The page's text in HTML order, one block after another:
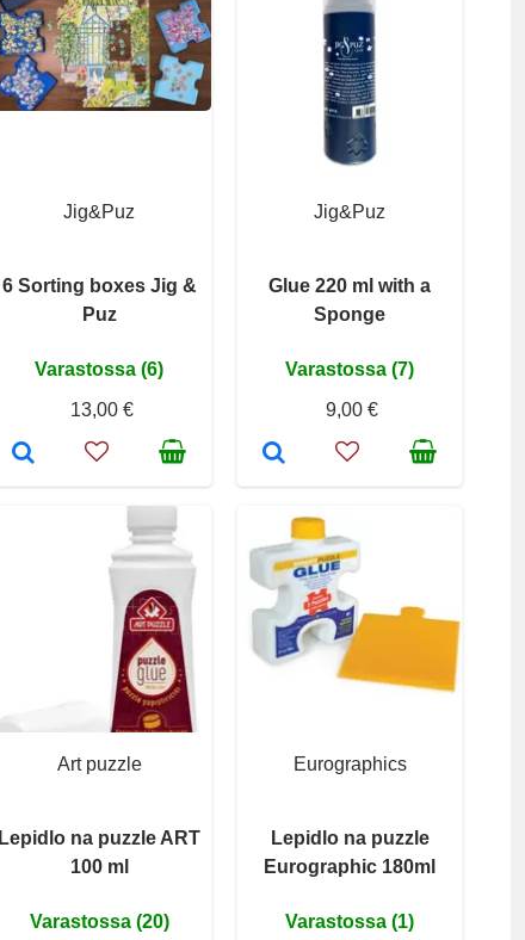
Jig&Puz
6 Sorting boxes Jig &
Puz
Varastossa (6)
13,00 €
Jig&Puz
Glue 220 ml with a
Sponge
Varastossa (7)
9,00 €
Art puzzle
Lepidlo na puzzle ART
100 ml
Varastossa (20)
Eurographics
Lepidlo na puzzle
Eurographic 180ml
Varastossa (1)